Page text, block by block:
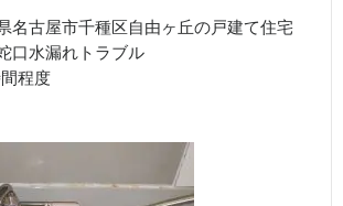
名古屋市千種区自由ヶ丘の戸建て住宅
口水漏れトラブル
間程度